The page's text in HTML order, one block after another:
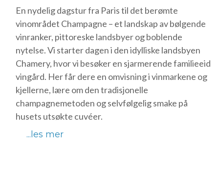
En nydelig dagstur fra Paris til det berømte
vinområdet Champagne – et landskap av bølgende
vinranker, pittoreske landsbyer og boblende
nytelse. Vi starter dagen i den idylliske landsbyen
Chamery, hvor vi besøker en sjarmerende familieeid
vingård. Her får dere en omvisning i vinmarkene og
kjellerne, lære om den tradisjonelle
champagnemetoden og selvfølgelig smake på
husets utsøkte cuvéer.
...les mer